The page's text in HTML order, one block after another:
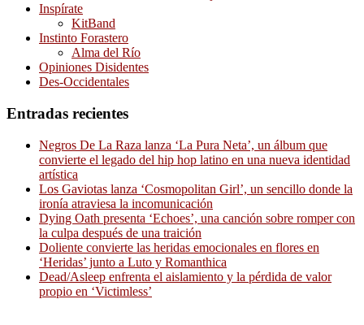
Inspírate
KitBand
Instinto Forastero
Alma del Río
Opiniones Disidentes
Des-Occidentales
Entradas recientes
Negros De La Raza lanza ‘La Pura Neta’, un álbum que
convierte el legado del hip hop latino en una nueva identidad
artística
Los Gaviotas lanza ‘Cosmopolitan Girl’, un sencillo donde la
ironía atraviesa la incomunicación
Dying Oath presenta ‘Echoes’, una canción sobre romper con
la culpa después de una traición
Doliente convierte las heridas emocionales en flores en
‘Heridas’ junto a Luto y Romanthica
Dead/Asleep enfrenta el aislamiento y la pérdida de valor
propio en ‘Victimless’